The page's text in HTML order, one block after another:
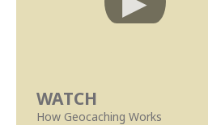
WATCH
How Geocaching Works